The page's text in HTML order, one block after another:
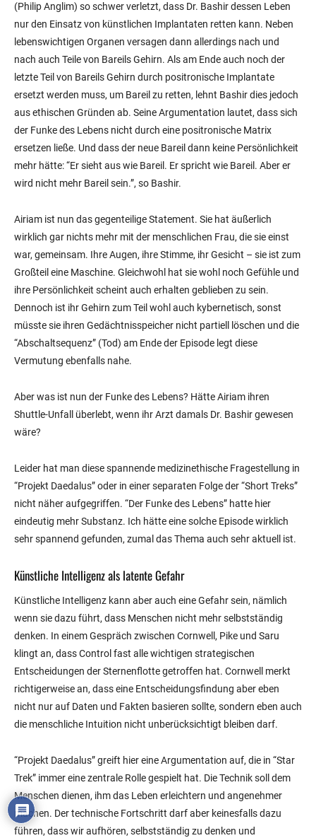
(Philip Anglim) so schwer verletzt, dass Dr. Bashir dessen Leben
nur den Einsatz von künstlichen Implantaten retten kann. Neben
lebenswichtigen Organen versagen dann allerdings nach und
nach auch Teile von Bareils Gehirn. Als am Ende auch noch der
letzte Teil von Bareils Gehirn durch positronische Implantate
ersetzt werden muss, um Bareil zu retten, lehnt Bashir dies jedoch
aus ethischen Gründen ab. Seine Argumentation lautet, dass sich
der Funke des Lebens nicht durch eine positronische Matrix
ersetzen ließe. Und dass der neue Bareil dann keine Persönlichkeit
mehr hätte: “Er sieht aus wie Bareil. Er spricht wie Bareil. Aber er
wird nicht mehr Bareil sein.”, so Bashir.
Airiam ist nun das gegenteilige Statement. Sie hat äußerlich
wirklich gar nichts mehr mit der menschlichen Frau, die sie einst
war, gemeinsam. Ihre Augen, ihre Stimme, ihr Gesicht – sie ist zum
Großteil eine Maschine. Gleichwohl hat sie wohl noch Gefühle und
ihre Persönlichkeit scheint auch erhalten geblieben zu sein.
Dennoch ist ihr Gehirn zum Teil wohl auch kybernetisch, sonst
müsste sie ihren Gedächtnisspeicher nicht partiell löschen und die
“Abschaltsequenz” (Tod) am Ende der Episode legt diese
Vermutung ebenfalls nahe.
Aber was ist nun der Funke des Lebens? Hätte Airiam ihren
Shuttle-Unfall überlebt, wenn ihr Arzt damals Dr. Bashir gewesen
wäre?
Leider hat man diese spannende medizinethische Fragestellung in
“Projekt Daedalus” oder in einer separaten Folge der “Short Treks”
nicht näher aufgegriffen. “Der Funke des Lebens” hatte hier
eindeutig mehr Substanz. Ich hätte eine solche Episode wirklich
sehr spannend gefunden, zumal das Thema auch sehr aktuell ist.
Künstliche Intelligenz als latente Gefahr
Künstliche Intelligenz kann aber auch eine Gefahr sein, nämlich
wenn sie dazu führt, dass Menschen nicht mehr selbstständig
denken. In einem Gespräch zwischen Cornwell, Pike und Saru
klingt an, dass Control fast alle wichtigen strategischen
Entscheidungen der Sternenflotte getroffen hat. Cornwell merkt
richtigerweise an, dass eine Entscheidungsfindung aber eben
nicht nur auf Daten und Fakten basieren sollte, sondern eben auch
die menschliche Intuition nicht unberücksichtigt bleiben darf.
“Projekt Daedalus” greift hier eine Argumentation auf, die in “Star
Trek” immer eine zentrale Rolle gespielt hat. Die Technik soll dem
Menschen dienen, ihm das Leben erleichtern und angenehmer
machen. Der technische Fortschritt darf aber keinesfalls dazu
führen, dass wir aufhören, selbstständig zu denken und